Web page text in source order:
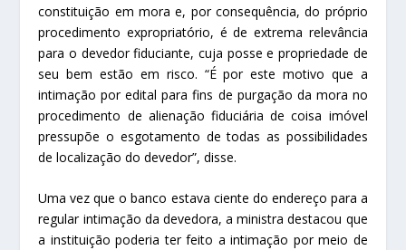
constituição em mora e, por consequência, do próprio
procedimento expropriatório, é de extrema relevância
para o devedor fiduciante, cuja posse e propriedade de
seu bem estão em risco. “É por este motivo que a
intimação por edital para fins de purgação da mora no
procedimento de alienação fiduciária de coisa imóvel
pressupõe o esgotamento de todas as possibilidades
de localização do devedor”, disse.
Uma vez que o banco estava ciente do endereço para a
regular intimação da devedora, a ministra destacou que
a instituição poderia ter feito a intimação por meio de